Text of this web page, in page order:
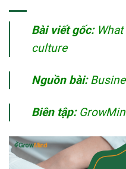
Bài viết gốc:What
culture
Nguồn bài:
Biên tập: